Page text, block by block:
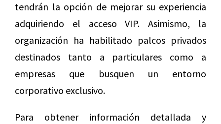
tendrán la opción de mejorar su experiencia
adquiriendo el acceso VIP. Asimismo, la
organización ha habilitado palcos privados
destinados tanto a particulares como a
empresas que busquen un entorno
corporativo exclusivo.
Para obtener información detallada y